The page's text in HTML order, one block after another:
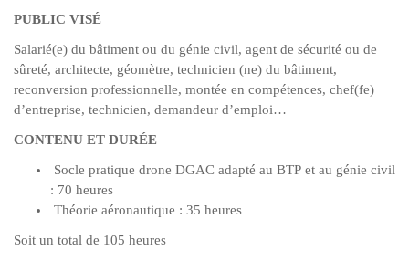
PUBLIC VISÉ
Salarié(e) du bâtiment ou du génie civil, agent de sécurité ou de
sûreté, architecte, géomètre, technicien (ne) du bâtiment,
reconversion professionnelle, montée en compétences, chef(fe)
d’entreprise, technicien, demandeur d’emploi…
CONTENU ET DURÉE
Socle pratique drone DGAC adapté au BTP et au génie civil
: 70 heures
Théorie aéronautique : 35 heures
Soit un total de 105 heures